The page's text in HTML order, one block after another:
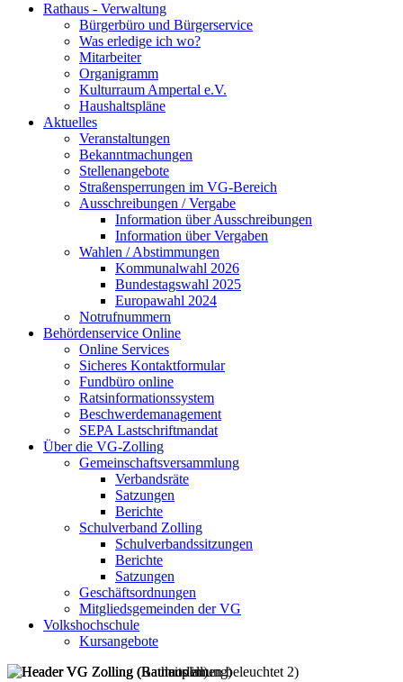
Rathaus - Verwaltung
Bürgerbüro und Bürgerservice
Was erledige ich wo?
Mitarbeiter
Organigramm
Kulturraum Ampertal e.V.
Haushaltspläne
Aktuelles
Veranstaltungen
Bekanntmachungen
Stellenangebote
Straßensperrungen im VG-Bereich
Ausschreibungen / Vergabe
Information über Ausschreibungen
Information über Vergaben
Wahlen / Abstimmungen
Kommunalwahl 2026
Bundestagswahl 2025
Europawahl 2024
Notrufnummern
Behördenservice Online
Online Services
Sicheres Kontaktformular
Fundbüro online
Ratsinformationssystem
Beschwerdemanagement
SEPA Lastschriftmandat
Über die VG-Zolling
Gemeinschaftsversammlung
Verbandsräte
Satzungen
Berichte
Schulverband Zolling
Schulverbandssitzungen
Berichte
Satzungen
Geschäftsordnungen
Mitgliedsgemeinden der VG
Volkshochschule
Kursangebote